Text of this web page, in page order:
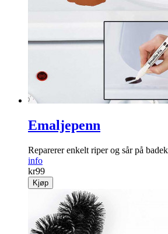
Emaljepenn
Reparerer enkelt riper og sår på
info
kr99
Kjøp